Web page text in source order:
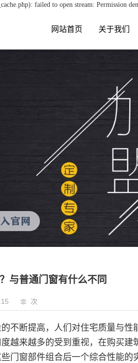
failed to open stream: Permission
网站首页 关于我们
与普通门窗有什么不同
次
不断提高，人们对住宅质量与
越来越多的受到重视，在购买
门窗部件组合后一个综合性能的